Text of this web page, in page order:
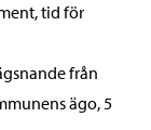
tid för
från
ägo, 5